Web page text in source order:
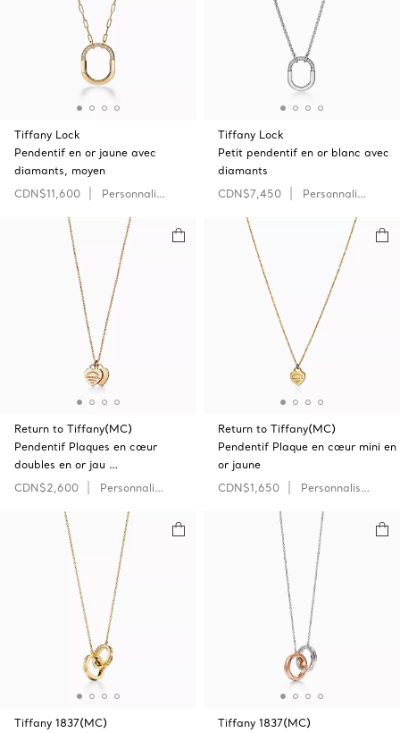
Tiffany Lock
Pendentif en or jaune avec
diamants, moyen
CDN$11,600
Personnaliser
Tiffany Lock
Petit pendentif en or blanc avec
diamants
CDN$7,450
Personnaliser
Return to Tiffany(MC)
Pendentif Plaques en cœur
doubles en or jau …
CDN$2,600
Personnaliser
Return to Tiffany(MC)
Pendentif Plaque en cœur mini en
or jaune
CDN$1,650
Personnaliser
Tiffany 1837(MC)
Tiffany 1837(MC)